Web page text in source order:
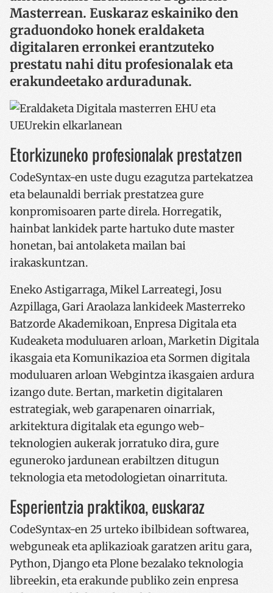
Masterrean. Euskaraz eskainiko den
graduondoko honek eraldaketa
digitalaren erronkei erantzuteko
prestatu nahi ditu profesionalak eta
erakundeetako arduradunak.
Etorkizuneko profesionalak prestatzen
CodeSyntax-en uste dugu ezagutza partekatzea
eta belaunaldi berriak prestatzea gure
konpromisoaren parte direla. Horregatik,
hainbat lankidek parte hartuko dute master
honetan, bai antolaketa mailan bai
irakaskuntzan.
Eneko Astigarraga, Mikel Larreategi, Josu
Azpillaga, Gari Araolaza lankideek Masterreko
Batzorde Akademikoan, Enpresa Digitala eta
Kudeaketa moduluaren arloan, Marketin Digitala
ikasgaia eta Komunikazioa eta Sormen digitala
moduluaren arloan Webgintza ikasgaien ardura
izango dute. Bertan, marketin digitalaren
estrategiak, web garapenaren oinarriak,
arkitektura digitalak eta egungo web-
teknologien aukerak jorratuko dira, gure
eguneroko jardunean erabiltzen ditugun
teknologia eta metodologietan oinarrituta.
Esperientzia praktikoa, euskaraz
CodeSyntax-en 25 urteko ibilbidean softwarea,
webguneak eta aplikazioak garatzen aritu gara,
Python, Django eta Plone bezalako teknologia
libreekin, eta erakunde publiko zein enpresa